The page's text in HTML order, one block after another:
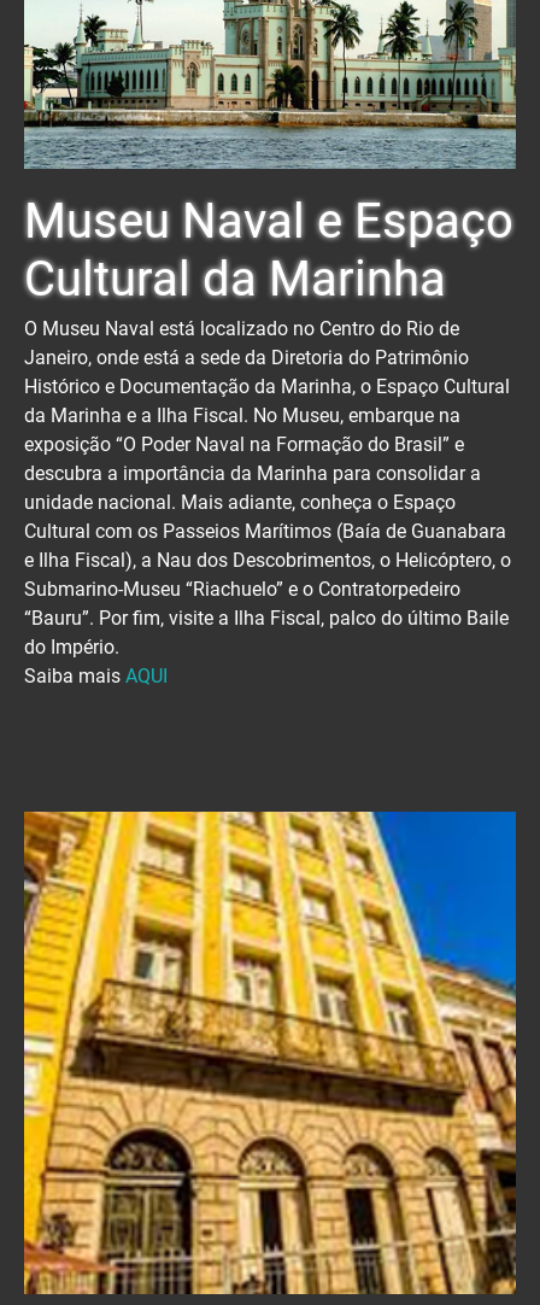
Museu Naval e Espaço
Cultural da Marinha
O Museu Naval está localizado no Centro do Rio de
Janeiro, onde está a sede da Diretoria do Patrimônio
Histórico e Documentação da Marinha, o Espaço Cultural
da Marinha e a Ilha Fiscal. No Museu, embarque na
exposição “O Poder Naval na Formação do Brasil” e
descubra a importância da Marinha para consolidar a
unidade nacional. Mais adiante, conheça o Espaço
Cultural com os Passeios Marítimos (Baía de Guanabara
e Ilha Fiscal), a Nau dos Descobrimentos, o Helicóptero, o
Submarino-Museu “Riachuelo” e o Contratorpedeiro
“Bauru”. Por fim, visite a Ilha Fiscal, palco do último Baile
do Império.
Saiba mais AQUI